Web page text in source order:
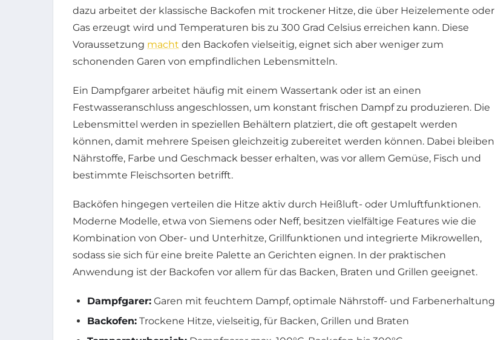
dazu arbeitet der klassische Backofen mit trockener Hitze, die über Heizelemente oder
Gas erzeugt wird und Temperaturen bis zu 300 Grad Celsius erreichen kann. Diese
Voraussetzung macht den Backofen vielseitig, eignet sich aber weniger zum
schonenden Garen von empfindlichen Lebensmitteln.
Ein Dampfgarer arbeitet häufig mit einem Wassertank oder ist an einen
Festwasseranschluss angeschlossen, um konstant frischen Dampf zu produzieren. Die
Lebensmittel werden in speziellen Behältern platziert, die oft gestapelt werden
können, damit mehrere Speisen gleichzeitig zubereitet werden können. Dabei bleiben
Nährstoffe, Farbe und Geschmack besser erhalten, was vor allem Gemüse, Fisch und
bestimmte Fleischsorten betrifft.
Backöfen hingegen verteilen die Hitze aktiv durch Heißluft- oder Umluftfunktionen.
Moderne Modelle, etwa von Siemens oder Neff, besitzen vielfältige Features wie die
Kombination von Ober- und Unterhitze, Grillfunktionen und integrierte Mikrowellen,
sodass sie sich für eine breite Palette an Gerichten eignen. In der praktischen
Anwendung ist der Backofen vor allem für das Backen, Braten und Grillen geeignet.
Dampfgarer: Garen mit feuchtem Dampf, optimale Nährstoff- und Farbenerhaltung
Backofen: Trockene Hitze, vielseitig, für Backen, Grillen und Braten